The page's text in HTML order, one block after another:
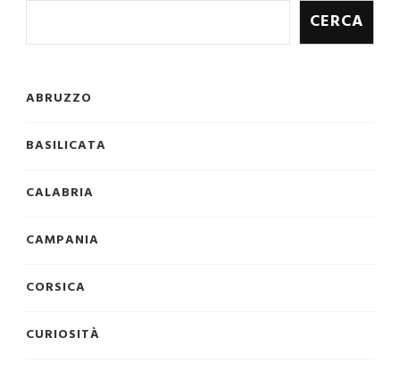
CERCA
ABRUZZO
BASILICATA
CALABRIA
CAMPANIA
CORSICA
CURIOSITÀ